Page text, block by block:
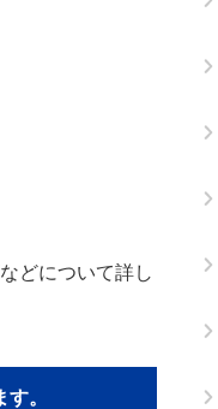
どについて詳し
。